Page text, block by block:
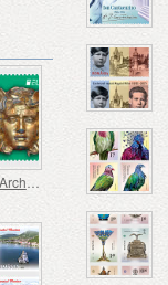
Nationale Archäologische Entdeckungen